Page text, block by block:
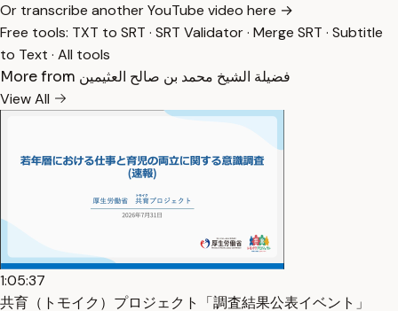
Or transcribe another YouTube video here →
Free tools: TXT to SRT · SRT Validator· Merge SRT · Subtitle
to Text · All tools
More from فضيلة الشيخ محمد بن صالح العثيمين
View All
1:05:37
共育（トモイク）プロジェクト「調査結果公表イベント」